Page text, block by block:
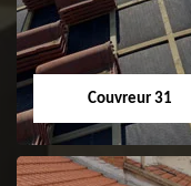
Couvreur 31